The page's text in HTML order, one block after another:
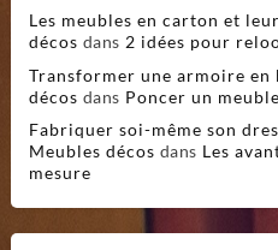
Les meubles en carton et
décos dans 2 idées pour
Transformer une armoire en
décos dans Poncer un
Fabriquer soi-même son
Meubles décos dans Les
mesure